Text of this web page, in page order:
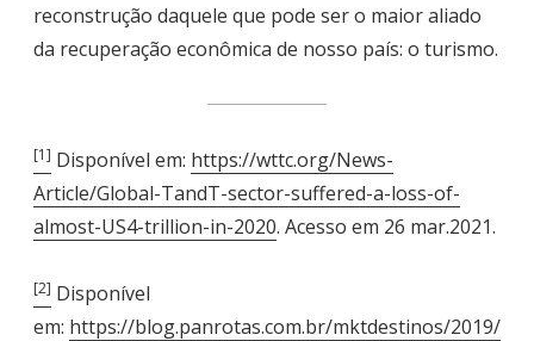
reconstrução daquele que pode ser o maior aliado
da recuperação econômica de nosso país: o turismo.
[1] Disponível em: https://wttc.org/News-
Article/Global-TandT-sector-suffered-a-loss-of-
almost-US4-trillion-in-2020. Acesso em 26 mar.2021.
[2] Disponível
em: https://blog.panrotas.com.br/mktdestinos/2019/